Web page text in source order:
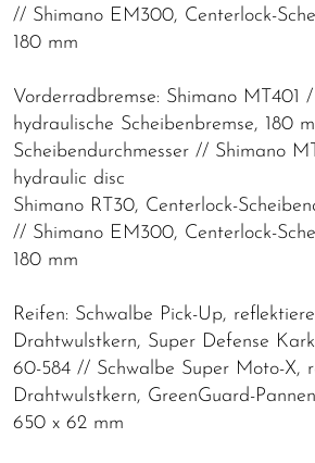
// Shimano EM300, Centerlock-
180 mm
Vorderradbremse: Shimano MT401
hydraulische Scheibenbremse, 180
Scheibendurchmesser // Shimano
hydraulic disc
Shimano RT30, Centerlock-
// Shimano EM300, Centerlock-
180 mm
Reifen: Schwalbe Pick-Up,
Drahtwulstkern, Super Defense
60-584 // Schwalbe Super Moto-X,
Drahtwulstkern, GreenGuard-
650 x 62 mm